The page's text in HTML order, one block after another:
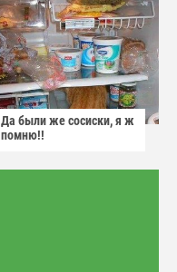
Да были же сосиски, я ж
помню!!